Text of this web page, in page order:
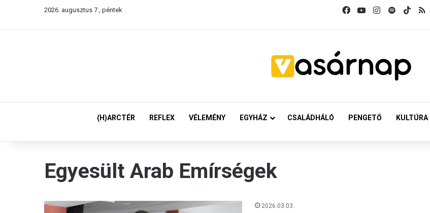
2026. augusztus 7., péntek FacebookYouTubeInstagram
SpotifyTikTok
(H)ARCTÉR REFLEX VÉLEMÉNY EGYHÁZ CSALÁDHÁLÓ PENGETŐ KULTÚRA
Egyesült Arab Emírségek
2026.03.03.